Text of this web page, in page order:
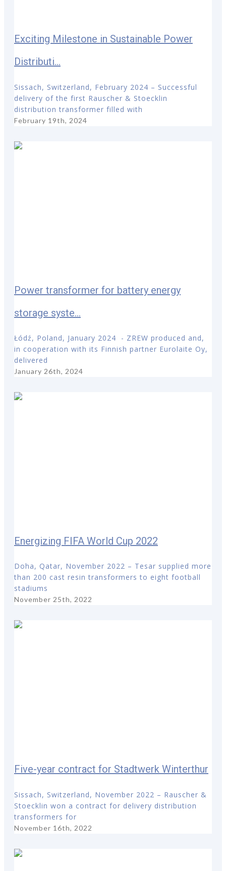
Exciting Milestone in Sustainable Power
Distributi...
Sissach, Switzerland, February 2024 – Successful
delivery of the first Rauscher & Stoecklin
distribution transformer filled with
February 19th, 2024
Power transformer for battery energy
storage syste...
Łódź, Poland, January 2024 - ZREW produced and,
in cooperation with its Finnish partner Eurolaite Oy,
delivered
January 26th, 2024
Energizing FIFA World Cup 2022
Doha, Qatar, November 2022 – Tesar supplied more
than 200 cast resin transformers to eight football
stadiums
November 25th, 2022
Five-year contract for Stadtwerk Winterthur
Sissach, Switzerland, November 2022 – Rauscher &
Stoecklin won a contract for delivery distribution
transformers for
November 16th, 2022